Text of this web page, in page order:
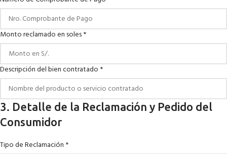
Monto reclamado en soles*
Descripción del bien contratado *
3. Detalle de la Reclamación y Pedido del
Consumidor
Tipo de Reclamación *